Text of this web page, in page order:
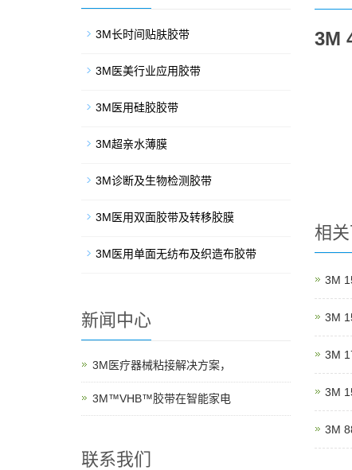
3M
相
3M
3M
3M
3M
3M
3M长时间贴肤胶带
3M医美行业应用胶带
3M医用硅胶胶带
3M超亲水薄膜
3M诊断及生物检测胶带
3M医用双面胶带及转移胶膜
3M医用单面无纺布及织造布胶带
新闻中心
3M医疗器械粘接解决方案，
3M™VHB™胶带在智能家电
联系我们